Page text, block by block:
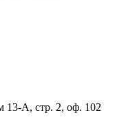
13-А, стр. 2, оф. 102